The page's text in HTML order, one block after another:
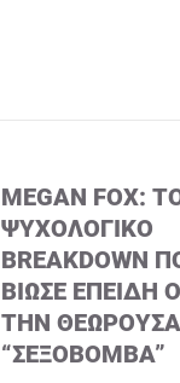
MEGAN FOX:
ΨΥΧΟΛΟΓΙΚΌ
BREAKDOWN
ΒΊΩΣΕ ΕΠΕΙΔΉ
ΤΗΝ
“ΣΕΞΟΒΌΜΒΑ”